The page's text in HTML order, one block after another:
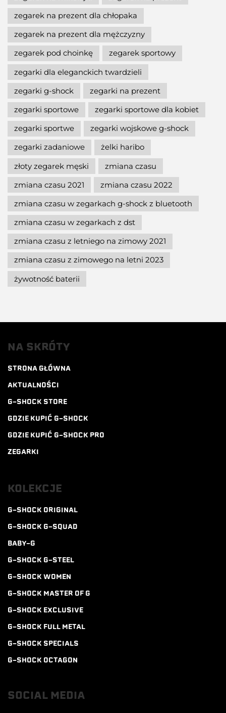
zegarek na prezent dla chłopaka
zegarek na prezent dla mężczyzny
zegarek pod choinkę
zegarek sportowy
zegarki dla eleganckich twardzieli
zegarki g-shock
zegarki na prezent
zegarki sportowe
zegarki sportowe dla kobiet
zegarki sportwe
zegarki wojskowe g-shock
zegarki zadaniowe
żelki haribo
złoty zegarek męski
zmiana czasu
zmiana czasu 2021
zmiana czasu 2022
zmiana czasu w zegarkach g-shock z bluetooth
zmiana czasu w zegarkach z dst
zmiana czasu z letniego na zimowy 2021
zmiana czasu z zimowego na letni 2023
żywotność baterii
NA SKRÓTY
STRONA GŁÓWNA
AKTUALNOŚCI
G-SHOCK STORE
GDZIE KUPIĆ G-SHOCK
GDZIE KUPIĆ G-SHOCK PRO
ZEGARKI
KOLEKCJE
G-SHOCK ORIGINAL
G-SHOCK G-SQUAD
BABY-G
G-SHOCK G-STEEL
G-SHOCK WOMEN
G-SHOCK MASTER OF G
G-SHOCK EXCLUSIVE
G-SHOCK FULL METAL
G-SHOCK SPECIALS
G-SHOCK OCTAGON
SOCIAL MEDIA